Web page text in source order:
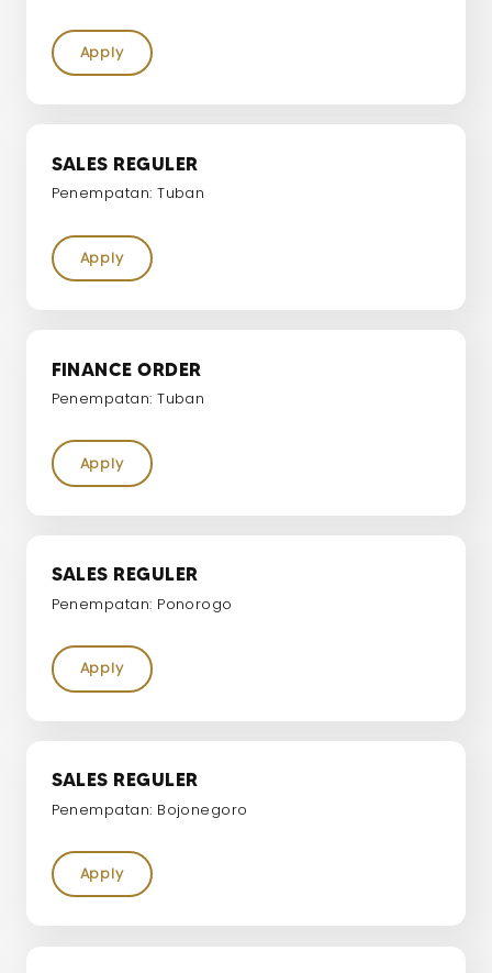
Apply
SALES REGULER
Penempatan: Tuban
Apply
FINANCE ORDER
Penempatan: Tuban
Apply
SALES REGULER
Penempatan: Ponorogo
Apply
SALES REGULER
Penempatan: Bojonegoro
Apply